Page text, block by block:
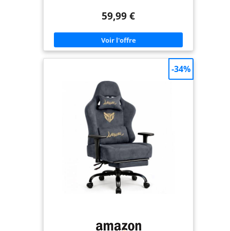
rétractable pour se détendre ; Jusqu'à 150 kg de
est de 42 cm à 50 cm, les deux clés à molette sont
situées sur le côté droit du châssis, il est facile de
régler la chaise. 【Conception ergonomique】 : Le
naturellement à vos épaules, votre tête et votre
cou. 【Large utilisation dans différentes
occasions】 : non seulement c'est une chaise
gaming professionnelle qui aide les joueurs à
s'immerger dans les jeux, mais elle est utilisée
comme chaise de bureau pour trouver un
équilibre parfait entre confort et esthétique. La
chaise de jeu fera une différence dans votre vie ou
votre travail, adaptée à diverses occasions.
【Facile à installer et service client】 : La
conception globale de la chaise de jeu se
concentre sur la méthode d'installation la plus
simple pour les clients. Si vous avez des questions,
n'hésitez pas à nous contacter.
59,99 €
-34%